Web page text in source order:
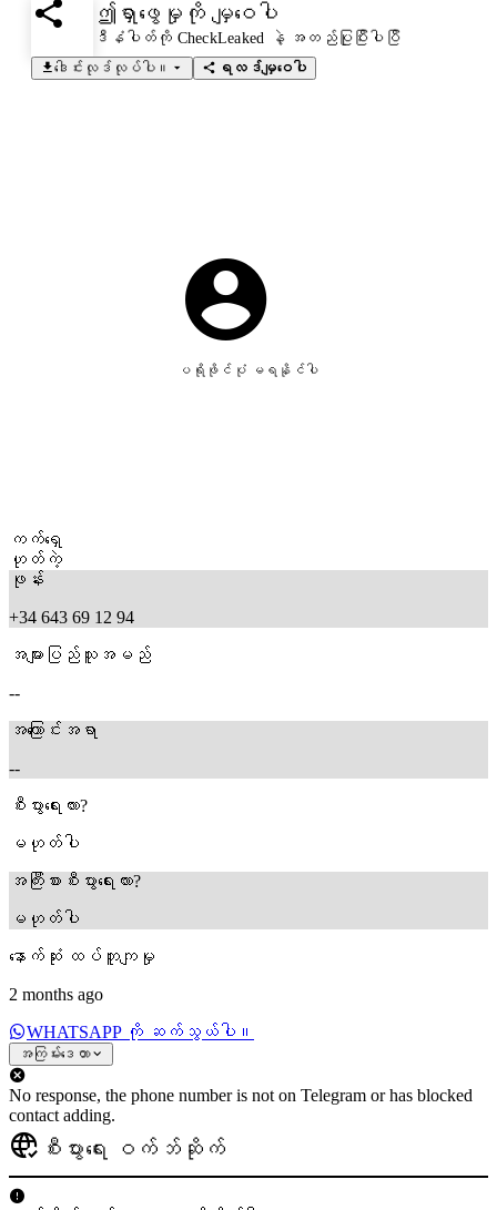
ဤရှာဖွေမှုကို မျှဝေပါ
ဒီနံပါတ်ကို CheckLeaked နဲ့ အတည်ပြုပြီးပါပြီ
ဒေါင်းလုဒ်လုပ်ပါ။
ရလဒ်မျှဝေပါ
ပရိုဖိုင်ပုံ မရနိုင်ပါ
ကက်ရှေ
ဟုတ်ကဲ့
ဖုန်း
+34 643 69 12 94
အများပြည်သူအမည်
--
အကြောင်းအရာ
--
စီးပွားရေးလား?
မဟုတ်ပါ
အကြီးစားစီးပွားရေးလား?
မဟုတ်ပါ
နောက်ဆုံး ထပ်တူကျမှု
2 months ago
WHATSAPP ကို ဆက်သွယ်ပါ။
အကြမ်းဒေတာ
No response, the phone number is not on Telegram or has blocked
contact adding.
စီးပွားရေး ဝက်ဘ်ဆိုက်